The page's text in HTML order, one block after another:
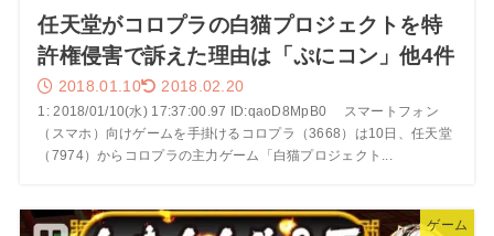
任天堂がコロプラの白猫プロジェクトを特
許権侵害で訴えた理由は「ぷにコン」他4件
2018.01.10 2018.02.20
1: 2018/01/10(水) 17:37:00.97 ID:qaoD8MpB0 スマートフォン
（スマホ）向けゲームを手掛けるコロプラ（3668）は10日、任天堂
（7974）からコロプラの主力ゲーム「白猫プロジェクト...
ゲーム